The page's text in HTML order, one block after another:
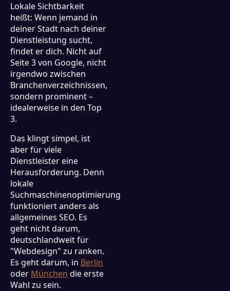
Lokale Sichtbarkeit
heißt: Wenn jemand in
deiner Stadt nach deiner
Dienstleistung sucht,
findet er dich. Nicht auf
Seite 3 von Google, nicht
irgendwo zwischen
Branchenverzeichnissen,
sondern prominent –
idealerweise in den Top
3.
Das klingt simpel, ist
aber für viele
Dienstleister eine
Herausforderung. Denn
lokale
Suchmaschinenoptimierung
funktioniert anders als
allgemeines SEO. Es
geht nicht darum,
deutschlandweit für
"Webdesign" zu ranken.
Es geht darum, in Berlin
oder München die erste
Wahl zu sein.